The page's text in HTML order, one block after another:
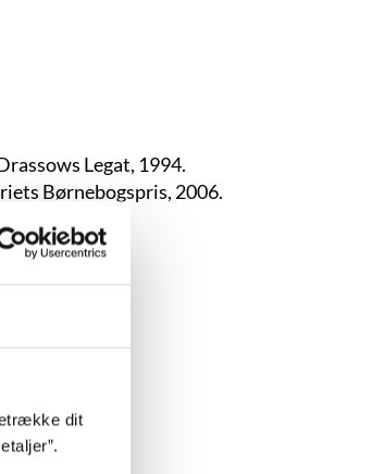
dit
Legat, 1994.
Børnebogspris, 2006.